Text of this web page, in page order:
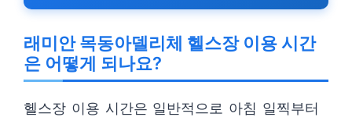
래미안 목동아델리체 헬스장 이용 시간
은 어떻게 되나요?
헬스장 이용 시간은 일반적으로 아침 일찍부터